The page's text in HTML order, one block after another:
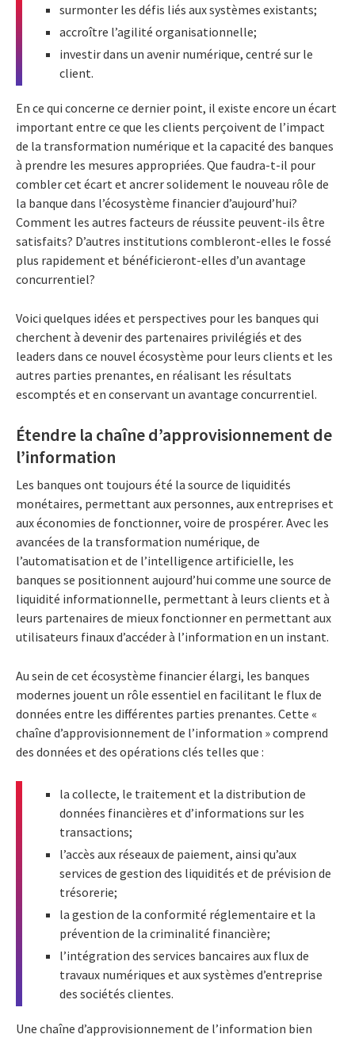
surmonter les défis liés aux systèmes existants;
accroître l’agilité organisationnelle;
investir dans un avenir numérique, centré sur le
client.
En ce qui concerne ce dernier point, il existe encore un écart
important entre ce que les clients perçoivent de l’impact
de la transformation numérique et la capacité des banques
à prendre les mesures appropriées. Que faudra-t-il pour
combler cet écart et ancrer solidement le nouveau rôle de
la banque dans l’écosystème financier d’aujourd’hui?
Comment les autres facteurs de réussite peuvent-ils être
satisfaits? D’autres institutions combleront-elles le fossé
plus rapidement et bénéficieront-elles d’un avantage
concurrentiel?
Voici quelques idées et perspectives pour les banques qui
cherchent à devenir des partenaires privilégiés et des
leaders dans ce nouvel écosystème pour leurs clients et les
autres parties prenantes, en réalisant les résultats
escomptés et en conservant un avantage concurrentiel.
Étendre la chaîne d’approvisionnement de
l’information
Les banques ont toujours été la source de liquidités
monétaires, permettant aux personnes, aux entreprises et
aux économies de fonctionner, voire de prospérer. Avec les
avancées de la transformation numérique, de
l’automatisation et de l’intelligence artificielle, les
banques se positionnent aujourd’hui comme une source de
liquidité informationnelle, permettant à leurs clients et à
leurs partenaires de mieux fonctionner en permettant aux
utilisateurs finaux d’accéder à l’information en un instant.
Au sein de cet écosystème financier élargi, les banques
modernes jouent un rôle essentiel en facilitant le flux de
données entre les différentes parties prenantes. Cette «
chaîne d’approvisionnement de l’information » comprend
des données et des opérations clés telles que :
la collecte, le traitement et la distribution de
données financières et d’informations sur les
transactions;
l’accès aux réseaux de paiement, ainsi qu’aux
services de gestion des liquidités et de prévision de
trésorerie;
la gestion de la conformité réglementaire et la
prévention de la criminalité financière;
l’intégration des services bancaires aux flux de
travaux numériques et aux systèmes d’entreprise
des sociétés clientes.
Une chaîne d’approvisionnement de l’information bien